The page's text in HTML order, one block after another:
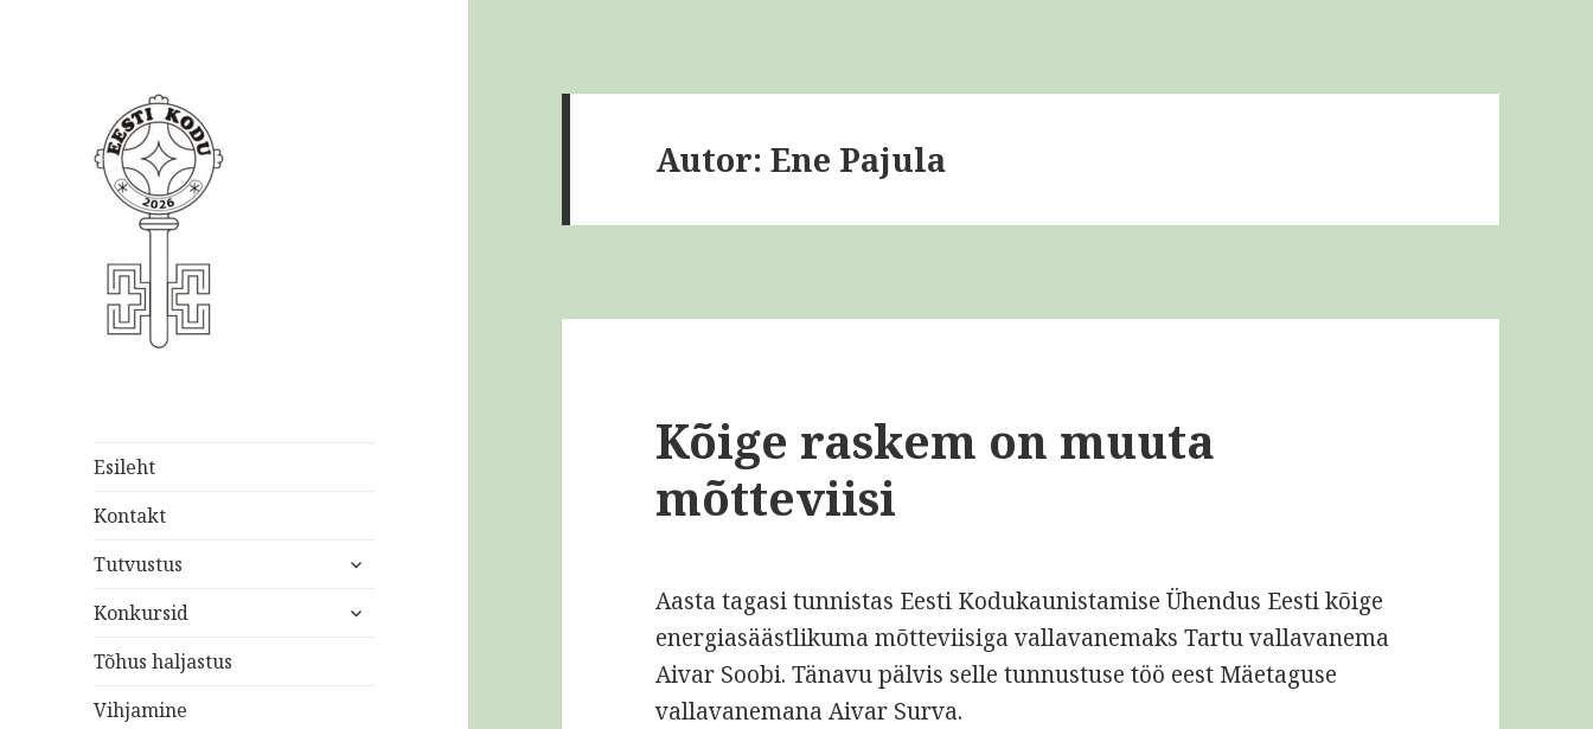
Ühendus MTÜ
Esileht
Kontakt
Tutvustus
laienda
menüü
Konkursid
laienda
Tõhus haljastus
Vihjamine
Autor:Ene Pajula
Kõige raskem on muuta
mõtteviisi
Aasta tagasi tunnistas Eesti Kodukaunistamise Ühendus Eesti kõige
energiasäästlikuma mõtteviisiga vallavanemaks Tartu vallavanema
Aivar Soobi. Tänavu pälvis selle tunnustuse töö eest Mäetaguse
vallavanemana Aivar Surva.